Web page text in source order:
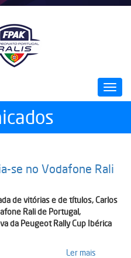
se no Vodafone Rali
de vitórias e de títulos, Carlos
Rali de Portugal,
da Peugeot Rally Cup Ibérica
Ler mais